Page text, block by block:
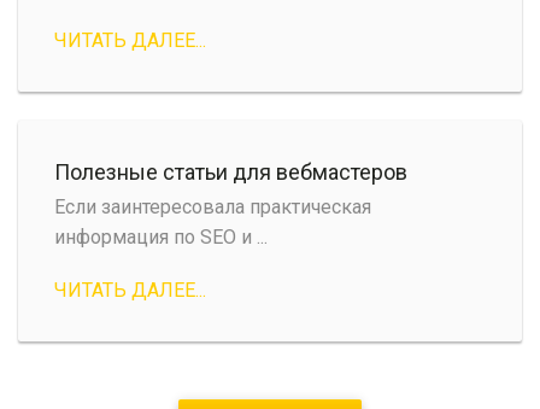
ЧИТАТЬ ДАЛЕЕ...
Полезные статьи для вебмастеров
Если заинтересовала практическая
информация по SEO и ...
ЧИТАТЬ ДАЛЕЕ...